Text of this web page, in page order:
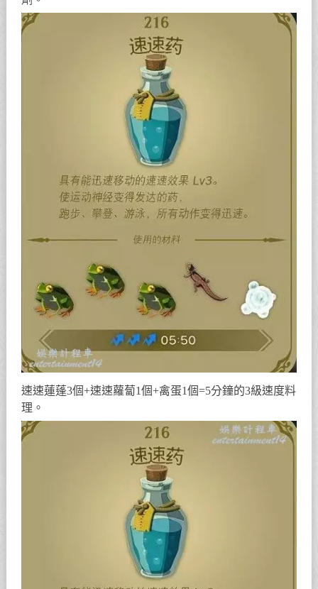
速速蓮蓬3個+速速蘿蔔1個+禽蛋1個=5分鐘的3級速度料
理。